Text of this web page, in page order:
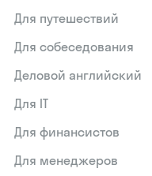
Для путешествий
Для собеседования
Деловой английский
Для IT
Для финансистов
Для менеджеров